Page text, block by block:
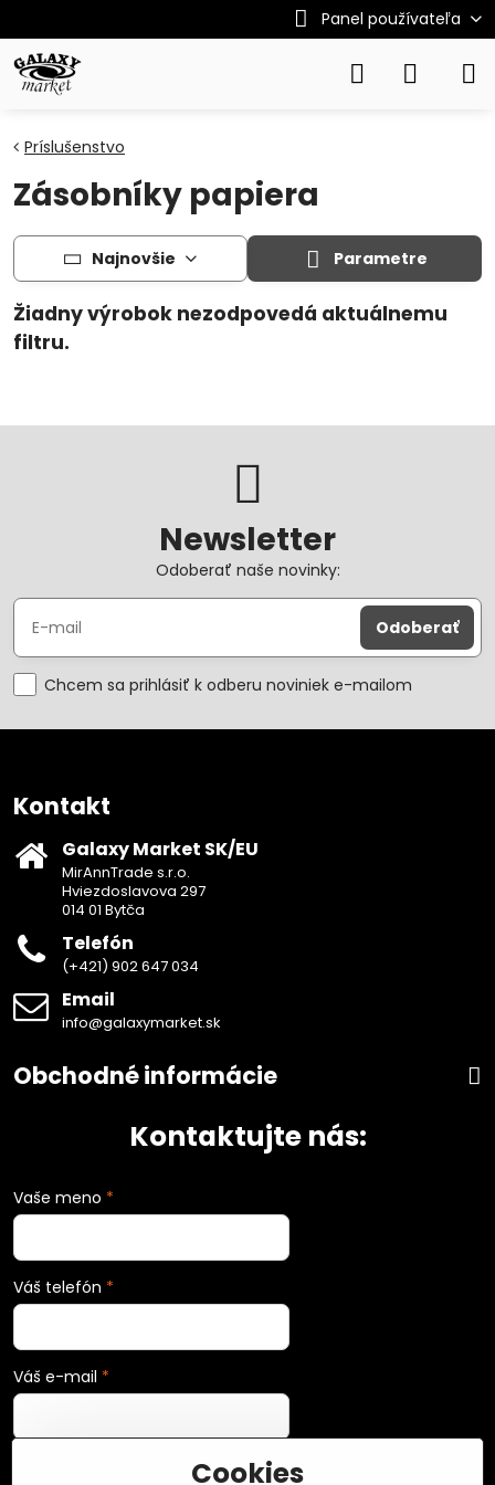
Panel používateľa
Príslušenstvo
Zásobníky papiera
Najnovšie Parametre
Newsletter
Odoberať naše novinky:
Odoberať
Chcem sa prihlásiť k odberu noviniek e-mailom
Kontakt
Galaxy Market SK/EU
MirAnnTrade s.r.o.
Hviezdoslavova 297
014 01 Bytča
Telefón
(+421) 902 647 034
Email
info@galaxymarket.sk
Obchodné informácie
Kontaktujte nás:
Vaše meno *
Váš telefón *
Váš e-mail *
Cookies